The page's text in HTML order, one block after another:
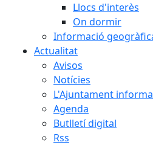
Llocs d'interès
On dormir
Informació
Actualitat
Avisos
Notícies
L'Ajuntament informa
Agenda
Butlletí digital
Rss